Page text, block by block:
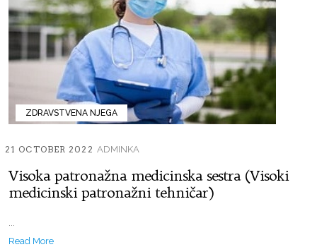
Visoka patronažna medicinska sestra (Visoki
medicinski patronažni tehničar)
21 OCTOBER 2022
ZDRAVSTVENA NJEGA
ADMINKA
Read More